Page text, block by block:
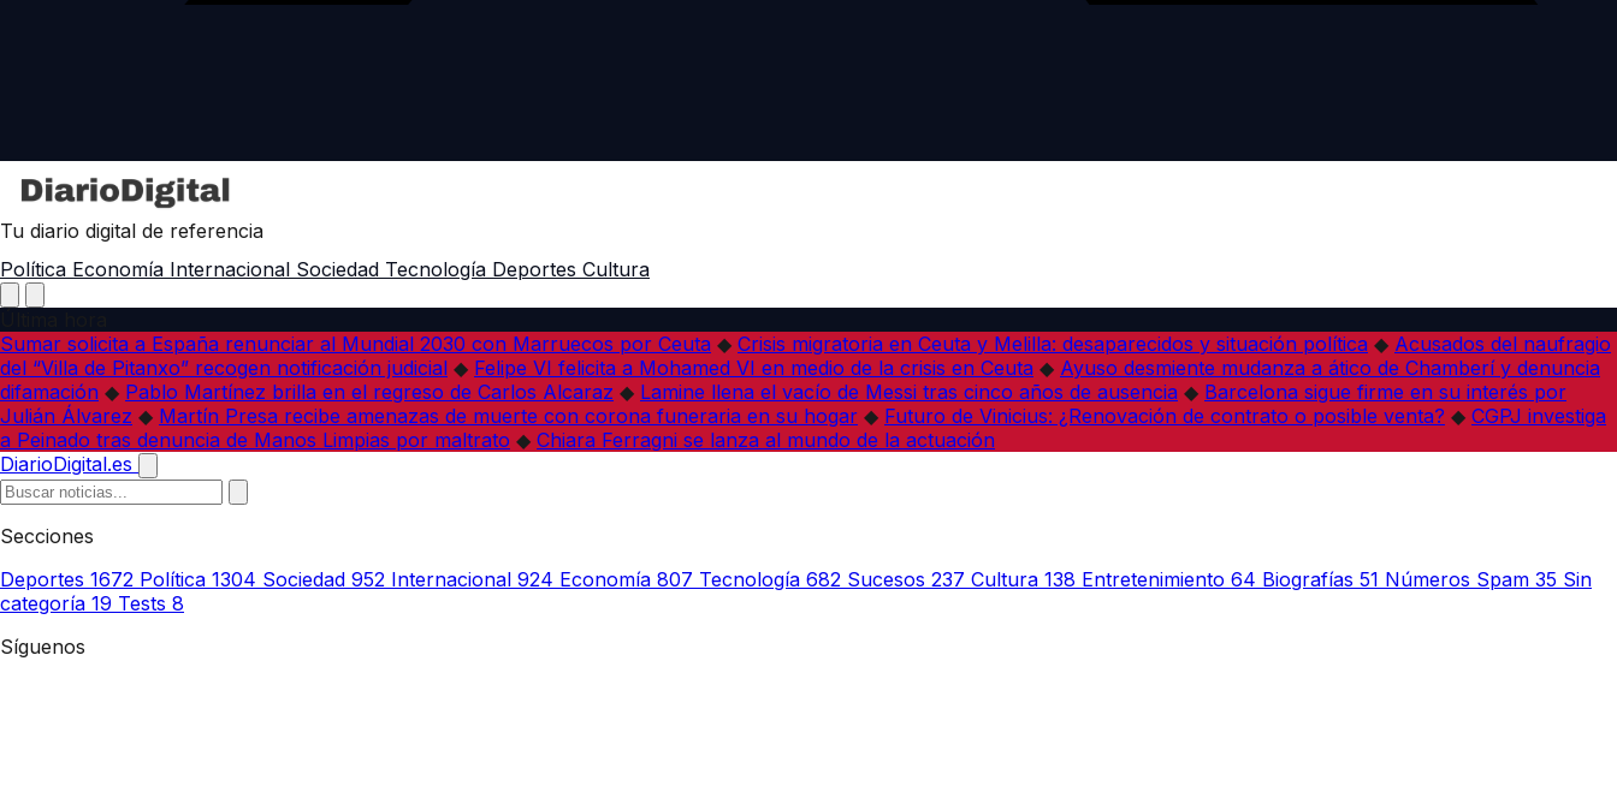
Tu diario digital de referencia
Política Economía Internacional Sociedad Tecnología Deportes Cultura
Sumar solicita a España renunciar al Mundial 2030 con Marruecos por Ceuta ◆ Crisis migratoria en Ceuta y Melilla: desaparecidos y situación política ◆ Acusados del naufragio
del “Villa de Pitanxo” recogen notificación judicial ◆ Felipe VI felicita a Mohamed VI en medio de la crisis en Ceuta ◆ Ayuso desmiente mudanza a ático de Chamberí y denuncia
difamación ◆ Pablo Martínez brilla en el regreso de Carlos Alcaraz ◆ Lamine llena el vacío de Messi tras cinco años de ausencia ◆ Barcelona sigue firme en su interés por
Julián Álvarez ◆ Martín Presa recibe amenazas de muerte con corona funeraria en su hogar ◆ Futuro de Vinicius: ¿Renovación de contrato o posible venta? ◆ CGPJ investiga
a Peinado tras denuncia de Manos Limpias por maltrato ◆ Chiara Ferragni se lanza al mundo de la actuación
DiarioDigital.es
Secciones
Deportes 1672 Política 1304 Sociedad 952 Internacional 924 Economía 807 Tecnología 682 Sucesos 237 Cultura 138 Entretenimiento 64 Biografías 51 Números Spam 35 Sin
categoría 19 Tests 8
Síguenos